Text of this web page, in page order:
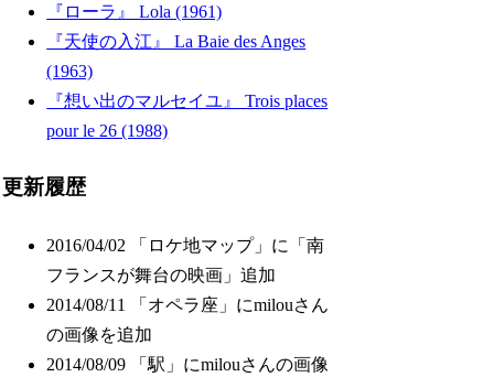
『ローラ』 Lola (1961)
『天使の入江』 La Baie des Anges
(1963)
『想い出のマルセイユ』 Trois places
pour le 26 (1988)
更新履歴
2016/04/02 「ロケ地マップ」に「南
フランスが舞台の映画」追加
2014/08/11 「オペラ座」にmilouさん
の画像を追加
2014/08/09 「駅」にmilouさんの画像